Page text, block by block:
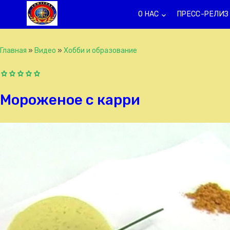
О НАС keyboard_arrow_down ПРЕСС-РЕЛИЗ
Главная » Видео » Хобби и образование
Мороженое с карри